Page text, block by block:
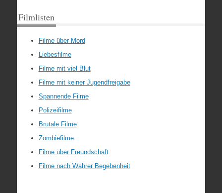
Filmlisten
Filme über Mord
Liebesfilme
Filme mit viel Blut
Filme mit keiner Jugendfreigabe
Spannende Filme
Polizeifilme
Brutale Filme
Zombiefilme
Filme über Freundschaft
Filme nach Wahrer Begebenheit